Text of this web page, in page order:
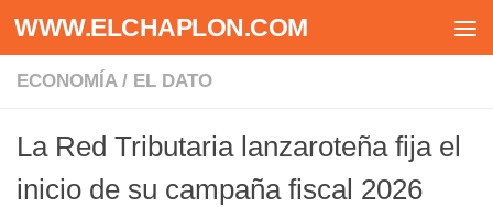
Saltar al contenido
WWW.ELCHAPLON.COM
ECONOMÍA / EL DATO
La Red Tributaria lanzaroteña fija el
inicio de su campaña fiscal 2026